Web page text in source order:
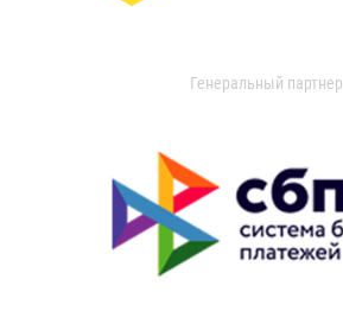
Генеральный партнер